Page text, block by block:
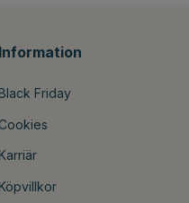
Information
Friday
Cookies